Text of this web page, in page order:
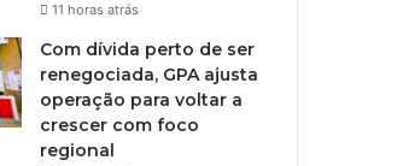
11 horas atrás
Com dívida perto de ser
renegociada, GPA ajusta
operação para voltar a
crescer com foco
regional